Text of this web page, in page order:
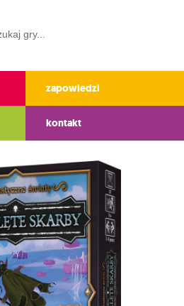
zapowiedzi
kontakt